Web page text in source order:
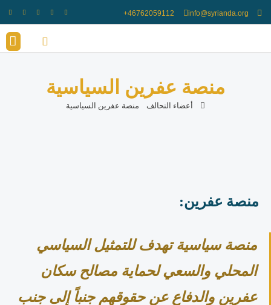
info@syrianda.org
منصة عفرين السياسية
أعضاء التحالف منصة عفرين السياسية
منصة عفرين:
منصة سياسية تهدف للتمثيل السياسي
المحلي والسعي لحماية مصالح سكان
عفرين والدفاع عن حقوقهم جنباً إلى جنب